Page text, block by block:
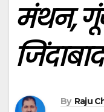
मंथन,
By Raju